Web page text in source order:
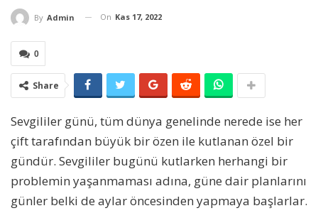
By Admin On Kas 17, 2022
0
Share
Sevgililer günü, tüm dünya genelinde nerede ise her
çift tarafından büyük bir özen ile kutlanan özel bir
gündür. Sevgililer bugünü kutlarken herhangi bir
problemin yaşanmaması adına, güne dair planlarını
günler belki de aylar öncesinden yapmaya başlarlar.